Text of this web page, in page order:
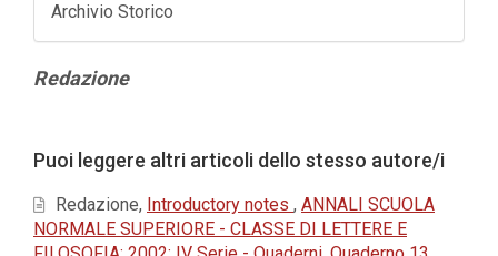
Archivio Storico
Contenuto
Redazione
dell'articolo
Puoi leggere altri articoli dello stesso autore/i
Redazione, Introductory notes , ANNALI SCUOLA
NORMALE SUPERIORE - CLASSE DI LETTERE E